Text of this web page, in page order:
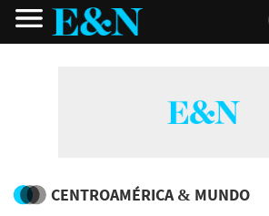
CENTROAMÉRICA & MUNDO